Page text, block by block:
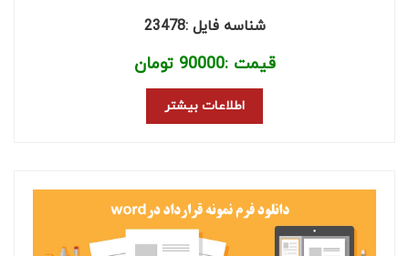
شناسه فایل :23478
قیمت :90000 تومان
اطلاعات بیشتر